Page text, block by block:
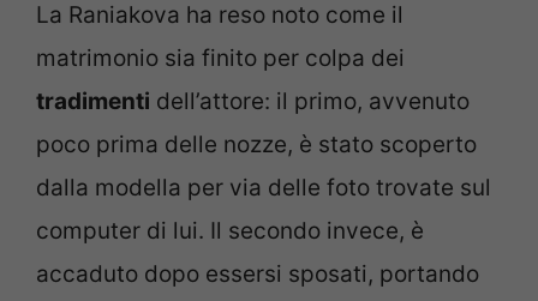
La Raniakova ha reso noto come il
matrimonio sia finito per colpa dei
tradimenti dell’attore: il primo, avvenuto
poco prima delle nozze, è stato scoperto
dalla modella per via delle foto trovate sul
computer di lui. Il secondo invece, è
accaduto dopo essersi sposati, portando